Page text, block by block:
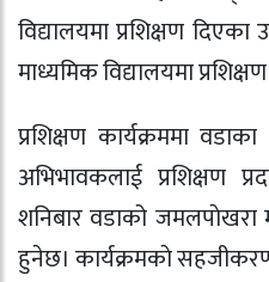
विद्यालयमा प्रशिक्षण
माध्यमिक विद्यालयमा
प्रशिक्षण कार्यक्रममा
अभिभावकलाई प्रशिक्षण
शनिबार वडाको जमलपाेखरा
हुनेछ। कार्यक्रमकाे